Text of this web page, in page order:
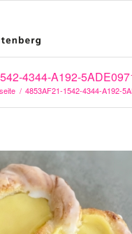
4344-A192-
/ 4853AF21-1542-4344-A192-